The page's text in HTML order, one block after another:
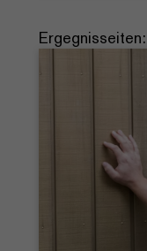
Ergegnisseiten: